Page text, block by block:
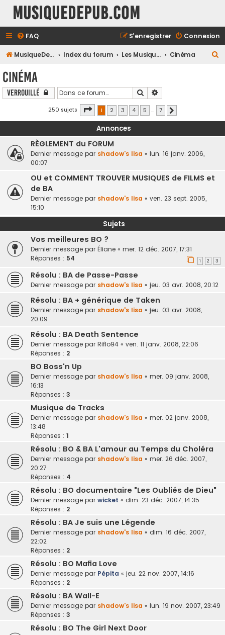
MusiqueDePub.com
FAQ Connexion
S’enregistrer
MusiqueDePub.com Index du forum Les Musiques Diverses Cinéma
r
Cinéma
Verrouillé Rechercher
250 sujets Page 1sur7
1 2 3 4 5 … 7
Annonces
RÈGLEMENT du FORUM
Dernier message par shadow's lisa « lun. 16 janv. 2006,
00:07
OU et COMMENT TROUVER MUSIQUES de FILMS et
de BA
Dernier message par shadow's lisa « ven. 23 sept. 2005,
15:10
Sujets
Vos meilleures BO ?
Dernier message par Éliane « mer. 12 déc. 2007, 17:31
Réponses : 54 1 2 3
Résolu : BA de Passe-Passe
Dernier message par shadow's lisa « jeu. 03 avr. 2008, 20:12
Résolu : BA + générique de Taken
Dernier message par shadow's lisa « jeu. 03 avr. 2008,
20:09
Résolu : BA Death Sentence
Dernier message par Riflo94 « ven. 11 janv. 2008, 22:06
Réponses : 2
BO Boss'n Up
Dernier message par shadow's lisa « mer. 09 janv. 2008,
16:13
Réponses : 3
Musique de Tracks
Dernier message par shadow's lisa « mer. 02 janv. 2008,
13:48
Réponses : 1
Résolu : BO & BA L'amour au Temps du Choléra
Dernier message par shadow's lisa « mer. 26 déc. 2007,
20:27
Réponses : 4
Résolu : BO documentaire "Les Oubliés de Dieu"
Dernier message par wicket « dim. 23 déc. 2007, 14:35
Réponses : 2
Résolu : BA Je suis une Légende
Dernier message par shadow's lisa « dim. 16 déc. 2007,
22:02
Réponses : 2
Résolu : BO Mafia Love
Dernier message par Pépita « jeu. 22 nov. 2007, 14:16
Réponses : 2
Résolu : BA Wall-E
Dernier message par shadow's lisa « lun. 19 nov. 2007, 23:49
Réponses : 3
Résolu : BO The Girl Next Door